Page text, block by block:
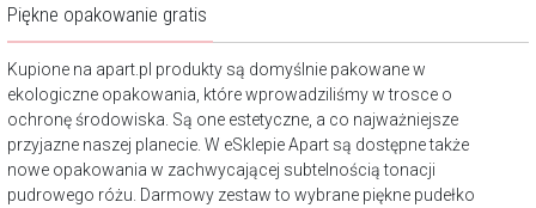
Piękne opakowanie gratis
Kupione na apart.pl produkty są domyślnie pakowane w
ekologiczne opakowania, które wprowadziliśmy w trosce o
ochronę środowiska. Są one estetyczne, a co najważniejsze
przyjazne naszej planecie. W eSklepie Apart są dostępne także
nowe opakowania w zachwycającej subtelnością tonacji
pudrowego różu. Darmowy zestaw to wybrane piękne pudełko